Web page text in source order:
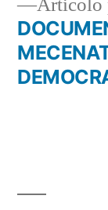
articoli